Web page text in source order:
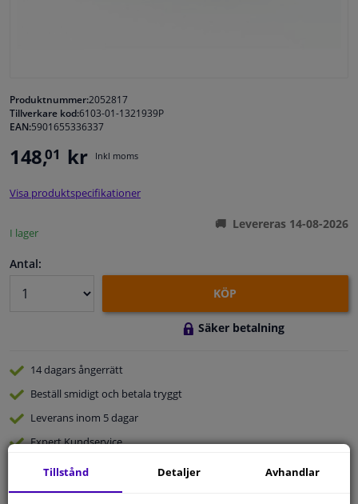
Bilvård & Tillbehör
Verkstad & Verktyg
Husbil, motorcykel, cykel & båt
Sensorer & Elsystem
Produktnummer:2052817
Tillverkare kod:6103-01-1321939P
EAN:5901655336337
148,01 kr Inkl moms
Visa produktspecifikationer
I lager
Levereras 14-08-2026
Antal:
KÖP
Säker betalning
14 dagarsångerrätt
Beställ smidigt och betala tryggt
Leverans inom 5 dagar
ExpertKundservice
Kundservice:
Tillstånd Detaljer Avhandlar